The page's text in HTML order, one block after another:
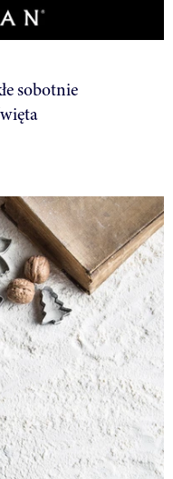
sobotnie